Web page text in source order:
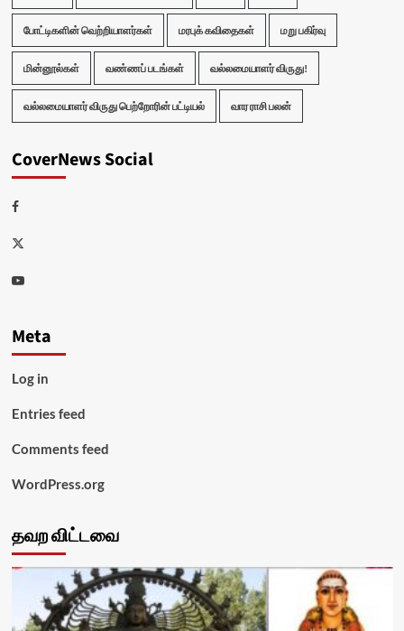
போட்டிகளின் வெற்றியாளர்கள் மரபுக் கவிதைகள் மறு பகிர்வு
மின்னூல்கள் வண்ணப் படங்கள் வல்லமையாளர் விருது!
வல்லமையாளர் விருது பெற்றோரின் பட்டியல் வார ராசி பலன்
CoverNews Social
Facebook
Twitter
Youtube
Meta
Log in
Entries feed
Comments feed
WordPress.org
தவற விட்டவை